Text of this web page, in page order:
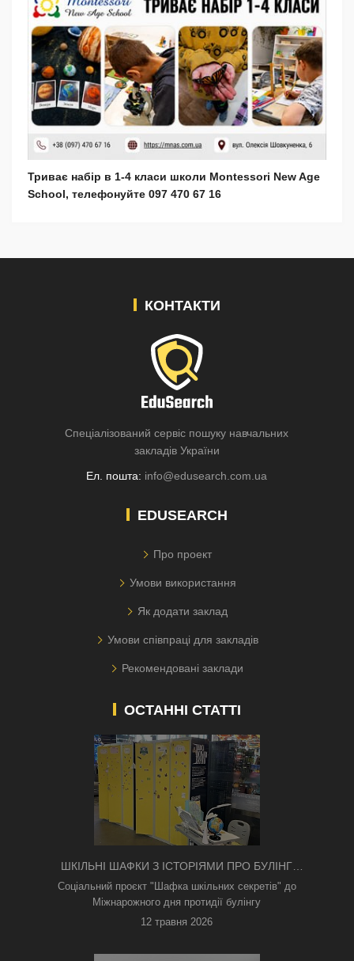
Триває набір в 1-4 класи школи Montessori New Age
School, телефонуйте 097 470 67 16
КОНТАКТИ
Спеціалізований сервіс пошуку навчальних
закладів України
Ел. пошта: info@edusearch.com.ua
EDUSEARCH
Про проект
Умови використання
Як додати заклад
Умови співпраці для закладів
Рекомендовані заклади
ОСТАННІ СТАТТІ
ШКІЛЬНІ ШАФКИ З ІСТОРІЯМИ ПРО БУЛІНГ
З'ЯВИЛИСЯ В КИЄВІ
Соціальний проєкт "Шафка шкільних секретів" до
Міжнарожного дня протидії булінгу
12 травня 2026